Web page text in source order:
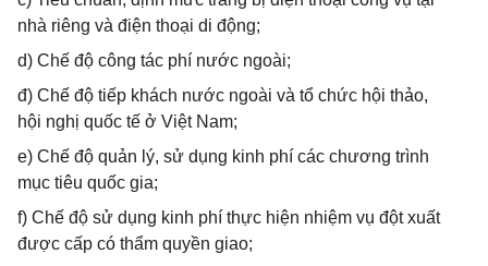
nhà riêng và điện thoại di động;
d) Chế độ công tác phí nước ngoài;
đ) Chế độ tiếp khách nước ngoài và tổ chức hội thảo,
hội nghị quốc tế ở Việt Nam;
e) Chế độ quản lý, sử dụng kinh phí các chương trình
mục tiêu quốc gia;
f) Chế độ sử dụng kinh phí thực hiện nhiệm vụ đột xuất
được cấp có thẩm quyền giao;